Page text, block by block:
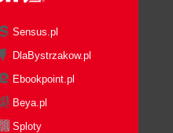
Sensus.pl
DlaBystrzakow.pl
Ebookpoint.pl
Beya.pl
Sploty